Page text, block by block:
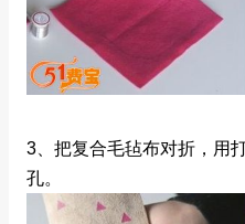
3、把复合毛毡布对折，用
孔。